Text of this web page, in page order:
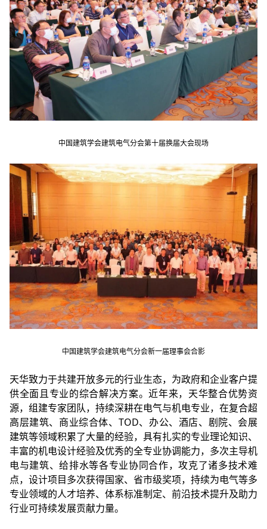
中国建筑学会建筑电气分会第十届换届大会现场
中国建筑学会建筑电气分会新一届理事会合影
天华致力于共建开放多元的行业生态，为政府和企业客户提
供全面且专业的综合解决方案。近年来，天华整合优势资
源，组建专家团队，持续深耕在电气与机电专业，在复合超
高层建筑、商业综合体、TOD、办公、酒店、剧院、会展
建筑等领域积累了大量的经验，具有扎实的专业理论知识、
丰富的机电设计经验及优秀的全专业协调能力，多次主导机
电与建筑、给排水等各专业协同合作，攻克了诸多技术难
点，设计项目多次获得国家、省市级奖项，持续为电气等多
专业领域的人才培养、体系标准制定、前沿技术提升及助力
行业可持续发展贡献力量。